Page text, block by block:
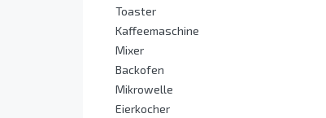
Toaster
Kaffeemaschine
Mixer
Backofen
Mikrowelle
Eierkocher